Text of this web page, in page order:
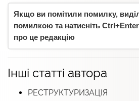
Якщо ви помітили помилку,
помилкою та натисніть
про це редакцію
Інші статті автора
РЕСТРУКТУРИЗАЦІЯ